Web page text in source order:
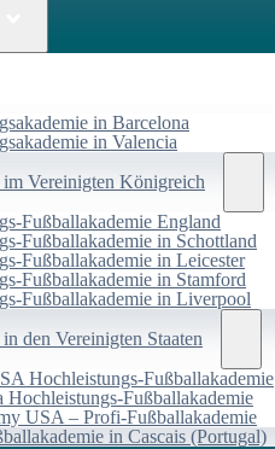
in Barcelona
in Valencia
Vereinigten Königreich
Fußballakademie England
Fußballakademie in Schottland
Fußballakademie in Leicester
Fußballakademie in Stamford
Fußballakademie in Liverpool
den Vereinigten Staaten
Hochleistungs-Fußballakademie
Fußballakademie
USA – Profi-Fußballakademie
in Cascais (Portugal)